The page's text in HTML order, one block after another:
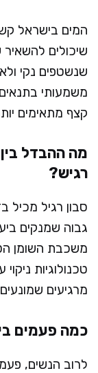
המים בישראל
שיכולים
שנשטפים נקי
משמעותי
קצף מתאימים
מה ההבדל בין
רגיש?
גבוה שמנקים
משכבת השומן
מרגיעים שמונעים
כמה פעמים
לרוב הנשים,